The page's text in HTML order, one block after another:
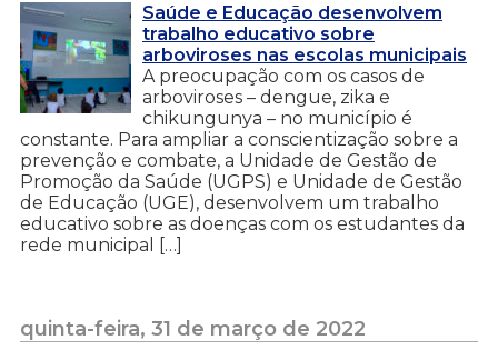
Saúde e Educação desenvolvem
trabalho educativo sobre
arboviroses nas escolas municipais
A preocupação com os casos de
arboviroses – dengue, zika e
chikungunya – no município é
constante. Para ampliar a conscientização sobre a
prevenção e combate, a Unidade de Gestão de
Promoção da Saúde (UGPS) e Unidade de Gestão
de Educação (UGE), desenvolvem um trabalho
educativo sobre as doenças com os estudantes da
rede municipal […]
quinta-feira, 31 de março de 2022